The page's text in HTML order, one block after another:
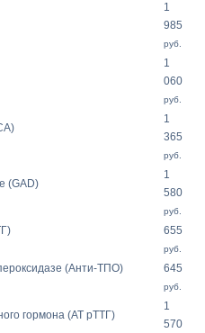
1
985
руб.
1
060
руб.
1
365
руб.
(GAD)
1
580
руб.
655
руб.
(Анти-ТПО)
645
руб.
гормона (АТ рТТГ)
1
570